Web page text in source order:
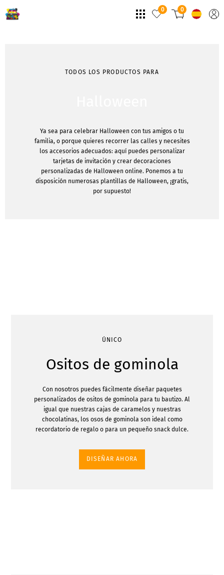
0 0
TODOS LOS PRODUCTOS PARA
Ya sea para celebrar Halloween con tus amigos o tu
familia, o porque quieres recorrer las calles y necesites
los accesorios adecuados: aquí puedes personalizar
tarjetas de invitación y crear decoraciones
personalizadas de Halloween online. Ponemos a tu
disposición numerosas plantillas de Halloween, ¡gratis,
por supuesto!
ÚNICO
Ositos de gominola
Con nosotros puedes fácilmente diseñar paquetes
personalizados de ositos de gominola para tu bautizo. Al
igual que nuestras cajas de caramelos y nuestras
chocolatinas, los osos de gominola son ideal como
recordatorio de regalo o para un pequeño snack dulce.
DISEÑAR AHORA